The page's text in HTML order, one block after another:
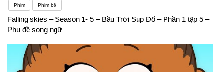
Phim Phim bộ
Falling skies – Season 1- 5 – Bầu Trời Sụp Đổ – Phần 1 tập 5 –
Phụ đề song ngữ